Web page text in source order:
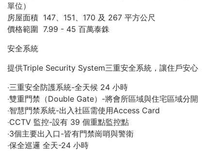
單位）
房屋面積 147、151、170 及 267 平方公尺
價格範圍 7.99 - 45 百萬泰銖
安全系統
提供Triple Security System三重安全系統，讓住戶安心
‧三重安全防護系統-全天候 24 小時
‧雙重門禁（Double Gate）-將會所區域與住宅區域分開
‧智慧門禁系統-出入社區需使用Access Card
‧CCTV 監控-設有 39 個重點監控點
‧3個主要出入口-皆有門禁崗哨與警衛
‧保全巡邏 全天-24 小時